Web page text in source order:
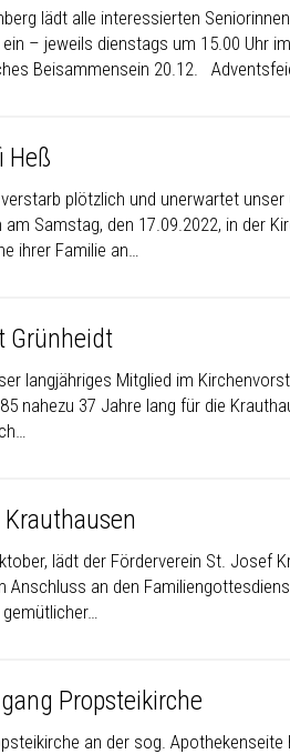
lädt alle interessierten
– jeweils dienstags um 15.00 Uhr
Beisammensein 20.12.
Heß
plötzlich und unerwartet
Samstag, den 17.09.2022, in der
ihrer Familie an…
Grünheidt
langjähriges Mitglied im
nahezu 37 Jahre lang für die
lädt der Förderverein St. Josef
an den
Propsteikirche
an der sog.